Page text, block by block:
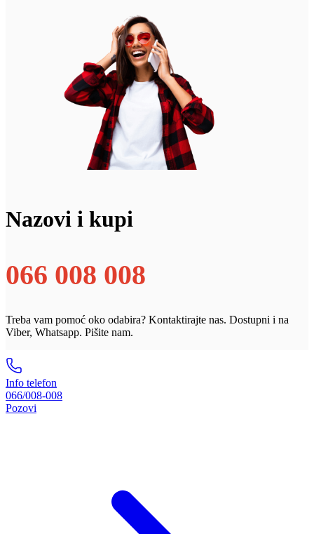
Nazovi i kupi
066 008 008
Treba vam pomoć oko odabira? Kontaktirajte nas. Dostupni i na
Viber, Whatsapp. Pišite nam.
Info telefon
066/008-008
Pozovi